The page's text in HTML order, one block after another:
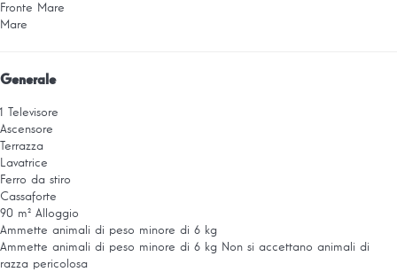
Fronte Mare
Mare
Generale
1 Televisore
Ascensore
Terrazza
Lavatrice
Ferro da stiro
Cassaforte
90 m² Alloggio
Ammette animali di peso minore di 6 kg
Ammette animali di peso minore di 6 kg Non si accettano animali di
razza pericolosa